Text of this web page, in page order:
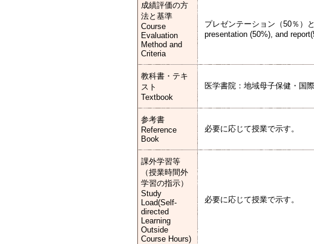
成績評価の方
法と基準
Course
Evaluation
Method and
Criteria
プレゼンテーション（50％）
presentation (50%), and
教科書・テキ
スト
Textbook
医学書院：地域母子保健・国
参考書
Reference
Book
必要に応じて授業で示す。
課外学習等
（授業時間外
学習の指示）
Study
Load(Self-
directed
Learning
Outside
Course Hours)
必要に応じて授業で示す。